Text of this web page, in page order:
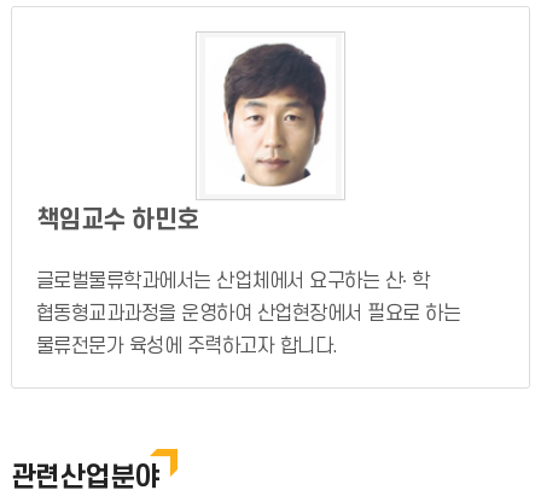
책임교수 하민호
글로벌물류학과에서는 산업체에서 요구하는 산∙ 학
협동형교과과정을 운영하여 산업현장에서 필요로 하는
물류전문가 육성에 주력하고자 합니다.
관련산업분야